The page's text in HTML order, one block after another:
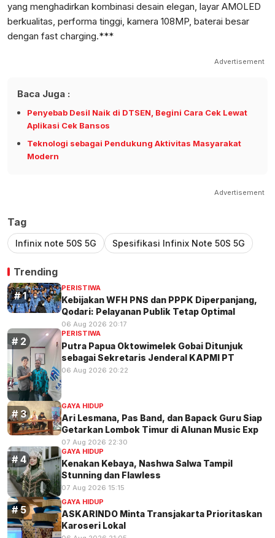
yang menghadirkan kombinasi desain elegan, layar AMOLED
berkualitas, performa tinggi, kamera 108MP, baterai besar
dengan fast charging.***
Advertisement
Baca Juga :
Penyebab Desil Naik di DTSEN, Begini Cara Cek Lewat
Aplikasi Cek Bansos
Teknologi sebagai Pendukung Aktivitas Masyarakat
Modern
Advertisement
Tag
Infinix note 50S 5G Spesifikasi Infinix Note 50S 5G
Trending
PERISTIWA
Kebijakan WFH PNS dan PPPK Diperpanjang,
Qodari: Pelayanan Publik Tetap Optimal
06 Aug 2026 20:17
PERISTIWA
Putra Papua Oktowimelek Gobai Ditunjuk
sebagai Sekretaris Jenderal KAPMI PT
06 Aug 2026 20:22
GAYA HIDUP
Ari Lesmana, Pas Band, dan Bapack Guru Siap
Getarkan Lombok Timur di Alunan Music Exp
07 Aug 2026 22:30
GAYA HIDUP
Kenakan Kebaya, Nashwa Salwa Tampil
Stunning dan Flawless
07 Aug 2026 15:15
GAYA HIDUP
ASKARINDO Minta Transjakarta Prioritaskan
Karoseri Lokal